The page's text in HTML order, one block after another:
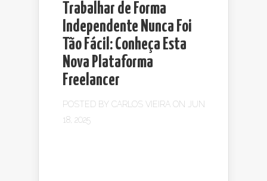
Trabalhar de Forma
Independente Nunca Foi
Tão Fácil: Conheça Esta
Nova Plataforma
Freelancer
POSTED BY CARLOS VIEIRA ON JUN
18, 2025